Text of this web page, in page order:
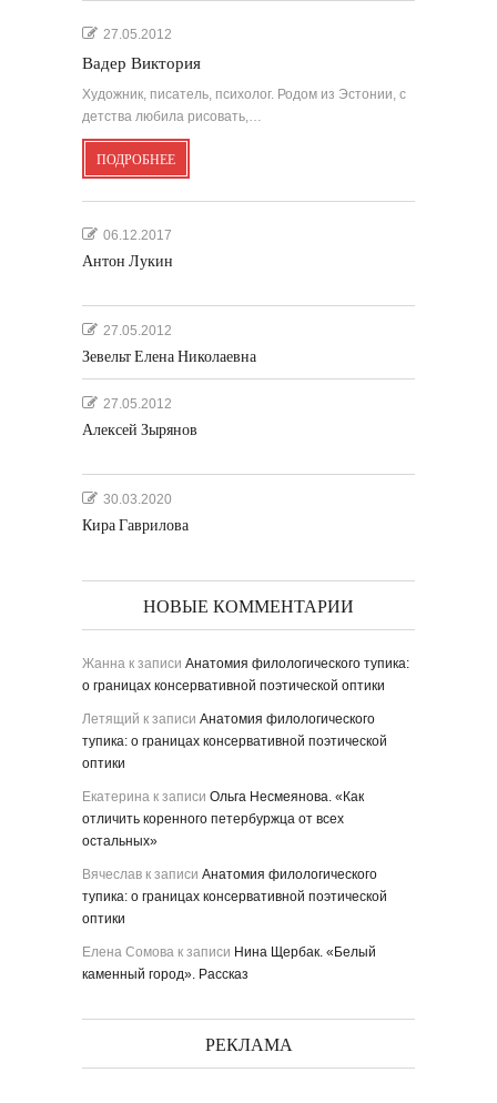
27.05.2012
Вадер Виктория
Художник, писатель, психолог. Родом из Эстонии, с
детства любила рисовать,…
ПОДРОБНЕЕ
06.12.2017
Антон Лукин
27.05.2012
Зевельт Елена Николаевна
27.05.2012
Алексей Зырянов
30.03.2020
Кира Гаврилова
НОВЫЕ КОММЕНТАРИИ
Жанна к записи Анатомия филологического тупика:
о границах консервативной поэтической оптики
Летящий к записи Анатомия филологического
тупика: о границах консервативной поэтической
оптики
Екатерина к записи Ольга Несмеянова. «Как
отличить коренного петербуржца от всех
остальных»
Вячеслав к записи Анатомия филологического
тупика: о границах консервативной поэтической
оптики
Елена Сомова к записи Нина Щербак. «Белый
каменный город». Рассказ
РЕКЛАМА